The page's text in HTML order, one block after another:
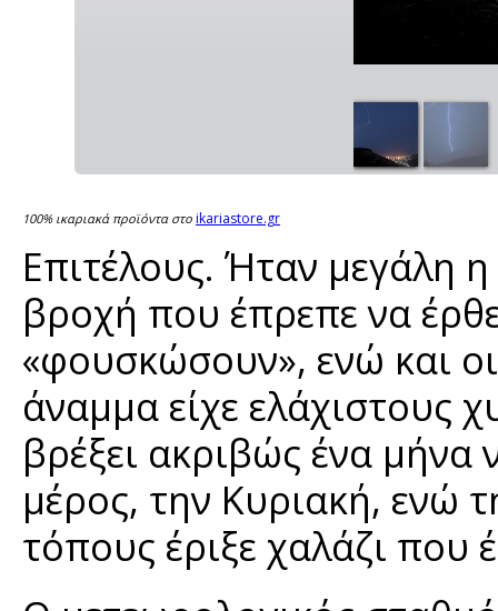
100% ικαριακά προϊόντα στο ikariastore.gr
Επιτέλους. Ήταν μεγάλη
βροχή που έπρεπε να
«φουσκώσουν», ενώ και
άναμμα είχε ελάχιστους
βρέξει ακριβώς ένα
μέρος, την Κυριακή, ενώ
τόπους έριξε χαλάζι που